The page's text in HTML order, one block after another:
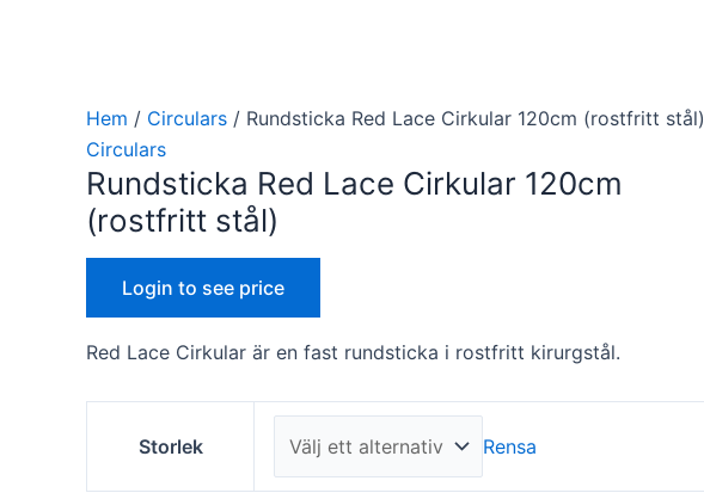
Hem / Circulars / Rundsticka Red Lace Cirkular 120cm (rostfritt stål)
Circulars
Rundsticka Red Lace Cirkular 120cm
(rostfritt stål)
Login to see price
Red Lace Cirkular är en fast rundsticka i rostfritt kirurgstål.
Storlek Rensa